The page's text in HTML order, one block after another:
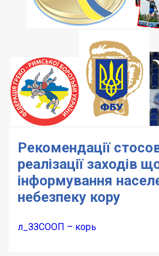
Рекомендації
реалізації заходів
інформування
небезпеку кору
л_ЗЗСООП – корь